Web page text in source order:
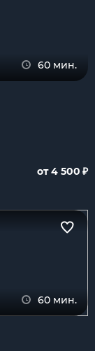
60 мин.
от 4 500 ₽
60 мин.